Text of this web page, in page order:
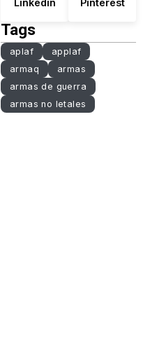
Linkedin Pinterest
Tags
aplaf
applaf
armaq
armas
armas de guerra
armas no letales